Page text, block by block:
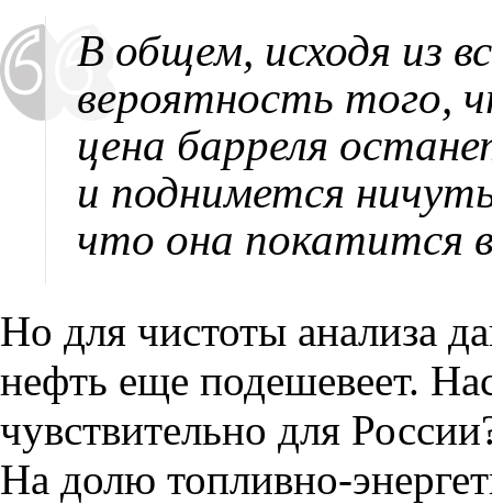
В общем, исходя из
вероятность того,
цена барреля
и поднимется
что она покатится
Но для чистоты анализа
нефть еще подешевеет.
чувствительно для
На долю топливно-